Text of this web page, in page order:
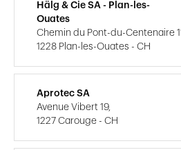
Hälg & Cie SA - Plan-les-
Ouates
Chemin du Pont-du-Centenaire
1228 Plan-les-Ouates - CH
Aprotec SA
Avenue Vibert 19,
1227 Carouge - CH